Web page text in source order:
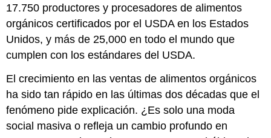
que
“no
hay
beneficio
significativo
la
salud”
para
alimentos
17.750 productores y procesadores de alimentos
orgánicos certificados por el USDA en los Estados
Unidos, y más de 25,000 en todo el mundo que
cumplen con los estándares del USDA.
El crecimiento en las ventas de alimentos orgánicos
ha sido tan rápido en las últimas dos décadas que el
fenómeno pide explicación. ¿Es solo una moda
social masiva o refleja un cambio profundo en